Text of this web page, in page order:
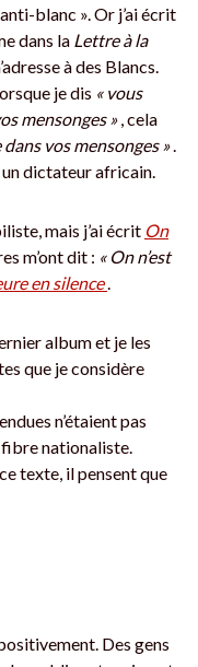
blanc ». Or j’ai écrit
dans la Lettre à la
à des Blancs.
je dis « vous
mensonges », cela
vos mensonges ».
dictateur africain.
mais j’ai écrit On
m’ont dit : « On n’est
en silence.
album et je les
que je considère
n’étaient pas
fibre nationaliste.
texte, il pensent que
Des gens